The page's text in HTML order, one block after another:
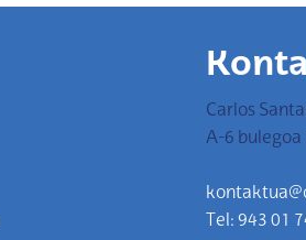
Carlos
A-6 bulegoa
Tel: 943 01